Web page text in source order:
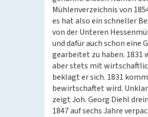
Mühlenverzeichnis von
es hat also ein schneller
von der Unteren
und dafür auch schon eine
gearbeitet zu haben.
aber stets mit
beklagt er sich. 1831
bewirtschaftet wird.
zeigt Joh. Georg Diehl
1847 auf sechs Jahre